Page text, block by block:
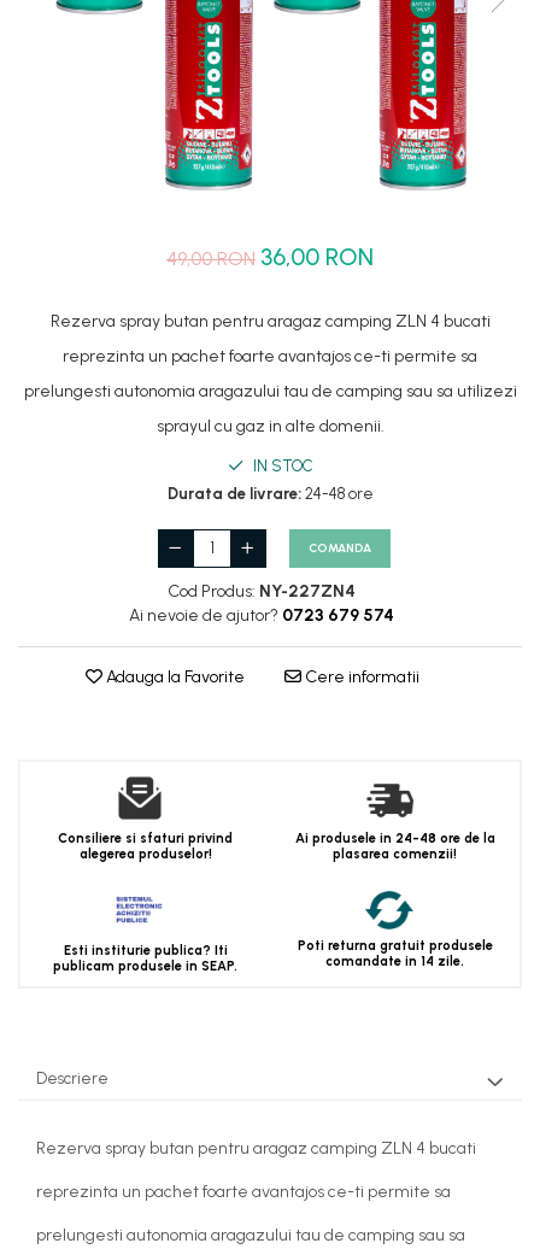
Set dus complet echipat
Suport prindere para dus
Baterii cada-Coloana dus
Dus baie complet
49,00 RON 36,00 RON
Rezerva spray butan pentru aragaz camping ZLN 4 bucati
reprezinta un pachet foarte avantajos ce-ti permite sa
prelungesti autonomia aragazului tau de camping sau sa utilizezi
sprayul cu gaz in alte domenii.
IN STOC
Durata de livrare:24-48 ore
COMANDA
Cod Produs: NY-227ZN4
Ai nevoie de ajutor? 0723 679 574
Adauga la Favorite Cere informatii
Consiliere si sfaturi privind
alegerea produselor!
Ai produsele in 24-48 ore de la
plasarea comenzii!
Esti institurie publica? Iti
publicam produsele in SEAP.
Poti returna gratuit produsele
comandate in 14 zile.
Descriere
Rezerva spray butan pentru aragaz camping ZLN 4 bucati
reprezinta un pachet foarte avantajos ce-ti permite sa
prelungesti autonomia aragazului tau de camping sau sa